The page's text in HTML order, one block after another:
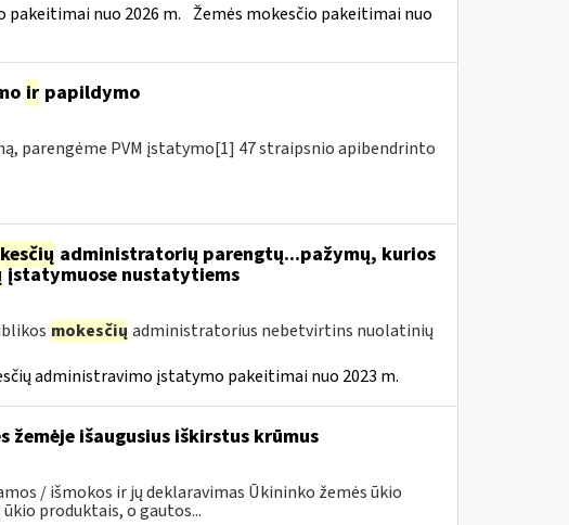
pakeitimai nuo 2026 m. Žemės mokesčio pakeitimai nuo
irpapildymo
parengėme PVM įstatymo[1] 47 straipsnio apibendrinto
administratorių parengtų...pažymų, kurios
įstatymuose nustatytiems
mokesčių administratorius nebetvirtins nuolatinių
administravimo įstatymo pakeitimai nuo 2023 m.
išaugusius iškirstus krūmus
/ išmokos ir jų deklaravimas Ūkininko žemės ūkio
produktais, o gautos...